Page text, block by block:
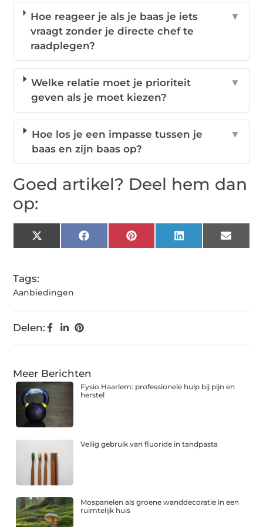
Hoe reageer je als je baas je iets
vraagt zonder je directe chef te
raadplegen?
▼
Welke relatie moet je prioriteit
geven als je moet kiezen?
▼
Hoe los je een impasse tussen je
baas en zijn baas op?
▼
Goed artikel? Deel hem dan
op:
X
(Twitter)
FacebookPinterestLinkedIn Email
Tags:
Aanbiedingen
Delen:
Meer Berichten
Fysio Haarlem: professionele hulp bij pijn en
herstel
Veilig gebruik van fluoride in tandpasta
Mospanelen als groene wanddecoratie in een
ruimtelijk huis